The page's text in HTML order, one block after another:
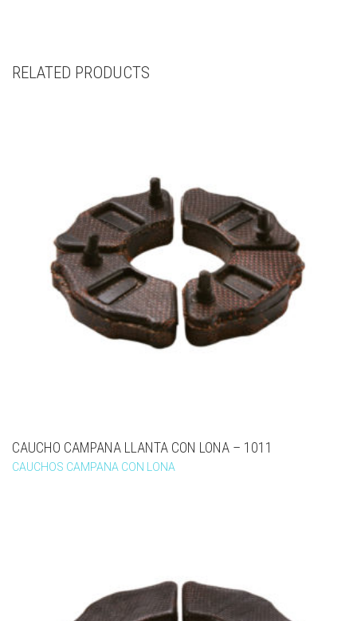
RELATED PRODUCTS
CAUCHO CAMPANA LLANTA CON LONA – 1011
CAUCHOS CAMPANA CON LONA